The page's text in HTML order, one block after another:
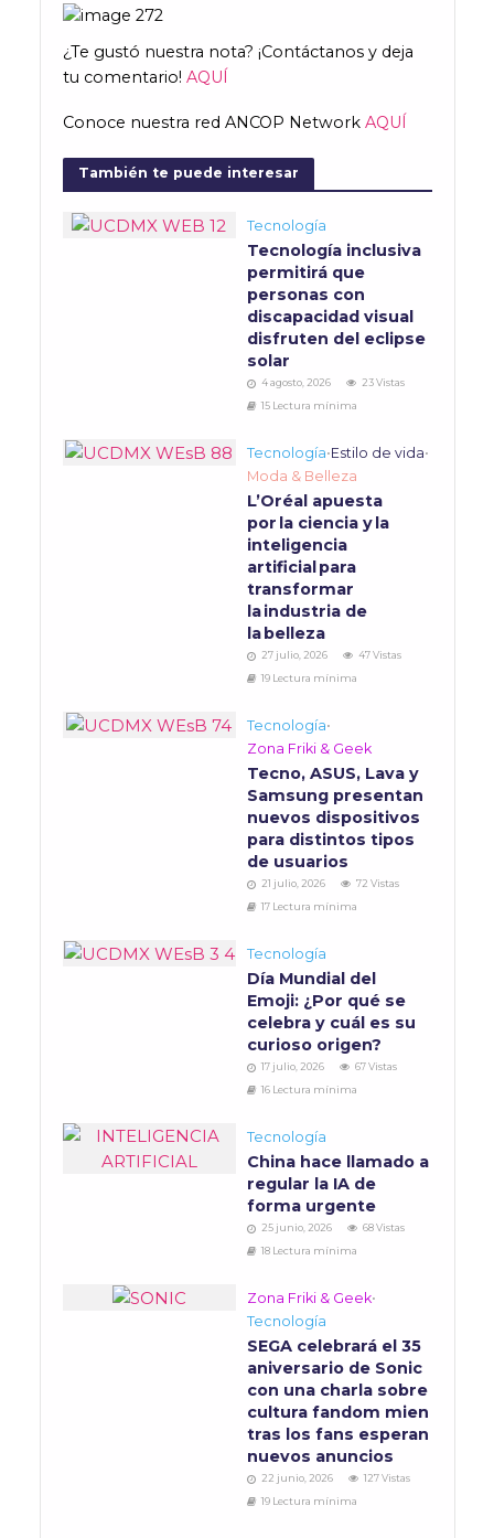
¿Te gustó nuestra nota? ¡Contáctanos y deja
tu comentario! AQUÍ
Conoce nuestra red ANCOP Network AQUÍ
También te puede interesar
Tecnología
Tecnología inclusiva
permitirá que
personas con
discapacidad visual
disfruten del eclipse
solar
4 agosto, 2026
23 Vistas
15 Lectura mínima
Tecnología•Estilo de vida•
Moda & Belleza
L’Oréal apuesta
por la ciencia y la
inteligencia
artificial para
transformar
la industria de
la belleza
27 julio, 2026
47 Vistas
19 Lectura mínima
Tecnología•
Zona Friki & Geek
Tecno, ASUS, Lava y
Samsung presentan
nuevos dispositivos
para distintos tipos
de usuarios
21 julio, 2026
72 Vistas
17 Lectura mínima
Tecnología
Día Mundial del
Emoji: ¿Por qué se
celebra y cuál es su
curioso origen?
17 julio, 2026
67 Vistas
16 Lectura mínima
Tecnología
China hace llamado a
regular la IA de
forma urgente
25 junio, 2026
68 Vistas
18 Lectura mínima
Zona Friki & Geek•
Tecnología
SEGA celebrará el 35
aniversario de Sonic
con una charla sobre
cultura fandom mien
tras los fans esperan
nuevos anuncios
22 junio, 2026
127 Vistas
19 Lectura mínima